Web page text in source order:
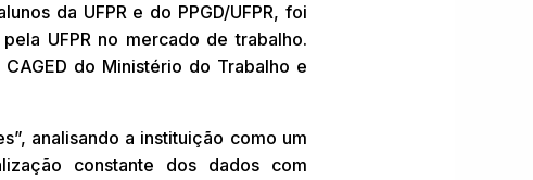
da UFPR e do PPGD/UFPR, foi
UFPR no mercado de trabalho.
do Ministério do Trabalho e
analisando a instituição como um
constante dos dados com